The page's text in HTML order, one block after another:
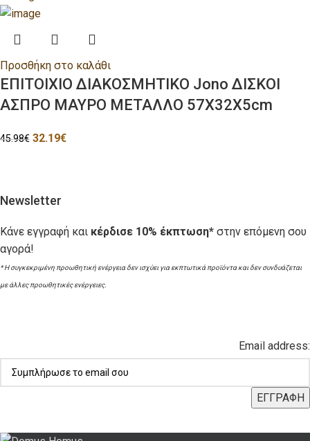
Προσθήκη στο καλάθι
ΕΠΙΤΟΙΧΙΟ ΔΙΑΚΟΣΜΗΤΙΚΟ Jono ΔΙΣΚΟΙ
ΑΣΠΡΟ ΜΑΥΡΟ ΜΕΤΑΛΛΟ 57Χ32Χ5cm
45.98€ 32.19€
Newsletter
Κάνε εγγραφή και κέρδισε 10% έκπτωση* στην επόμενη σου
αγορά!
* Η συγκεκριμένη προωθητική ενέργεια δεν ισχύει για εκπτωτικά προϊόντα και δεν συνδυάζεται
με άλλες προωθητικές ενέργειες.
Email address: